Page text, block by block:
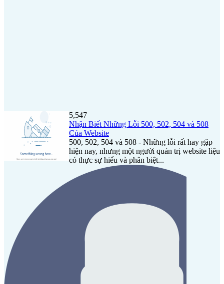
5,547
Nhận Biết Những Lỗi 500, 502, 504 và 508
Của Website
500, 502, 504 và 508 - Những lỗi rất hay gặp
hiện nay, nhưng một người quản trị website liệu
có thực sự hiểu và phân biệt...